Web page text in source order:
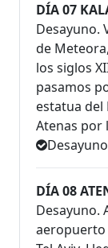
DÍA 07
Desayuno.
de
los siglos
pasamos
estatua del
Atenas por
Desayuno
DÍA 08
Desayuno.
aeropuerto